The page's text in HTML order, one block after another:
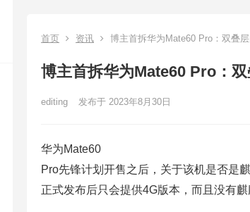
首页 资讯 博主首拆华为Mate60 Pro：双叠
博主首拆华为Mate60 Pro：
editing 发布于 2023年8月30日
华为Mate60
Pro先锋计划开售之后，关于该机是否是
正式发布后只会提供4G版本，而且没有